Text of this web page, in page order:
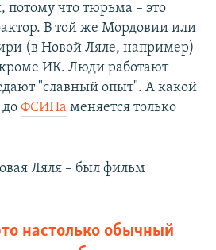
что тюрьма – это
В той же Мордовии или
(в Новой Ляле, например)
ИК. Люди работают
"славный опыт". А какой
ФСИНа меняется только
Ляля – был фильм
настолько обычный